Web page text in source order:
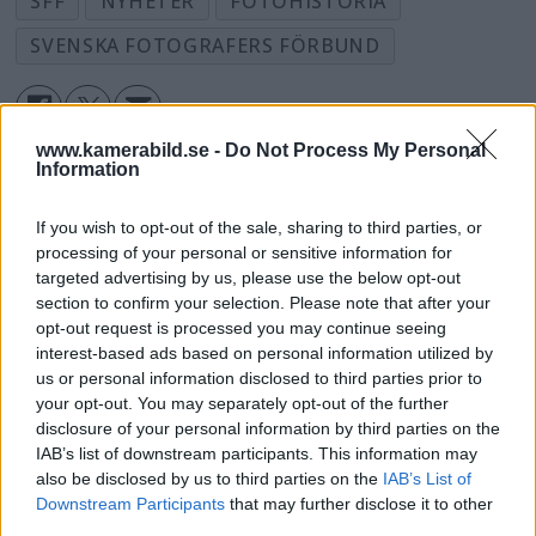
www.kamerabild.se - Do Not Process My Personal
Information
If you wish to opt-out of the sale, sharing to third parties, or
processing of your personal or sensitive information for
targeted advertising by us, please use the below opt-out
section to confirm your selection. Please note that after your
opt-out request is processed you may continue seeing
interest-based ads based on personal information utilized by
us or personal information disclosed to third parties prior to
your opt-out. You may separately opt-out of the further
disclosure of your personal information by third parties on the
IAB’s list of downstream participants. This information may
also be disclosed by us to third parties on the IAB’s List of
Downstream Participants that may further disclose it to other
SVENSKA FOTOGRAFERS FÖRBUND